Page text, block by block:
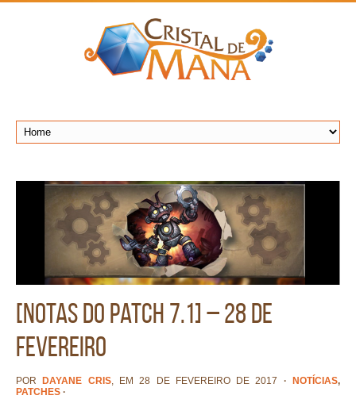
[Notas do Patch 7.1] – 28 de
Fevereiro
POR DAYANE CRIS, EM 28 DE FEVEREIRO DE 2017 · NOTÍCIAS,
PATCHES ·